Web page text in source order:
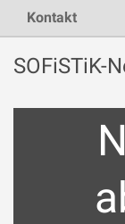
Kontakt
SOFiSTiK-